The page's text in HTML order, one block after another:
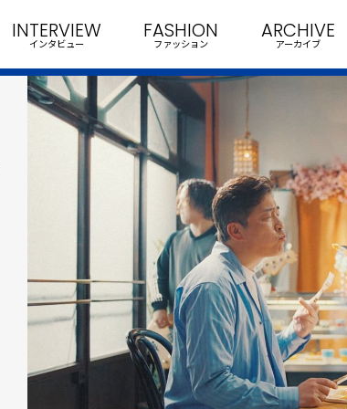
INTERVIEW
インタビュー
FASHION
ファッション
ARCHIVE
アーカイブ